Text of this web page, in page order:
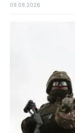
09.08.2026